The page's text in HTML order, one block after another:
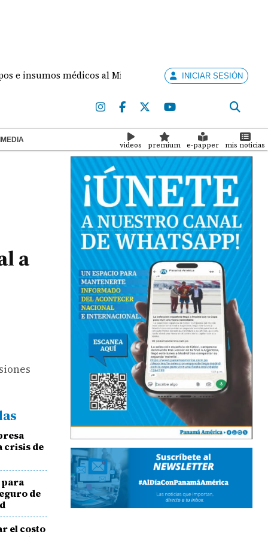
médicos al Minsa para reforzar la atención en salud
INICIAR SESIÓN
videos premium e-papper mis noticias
a
crisis de
para
de
el costo